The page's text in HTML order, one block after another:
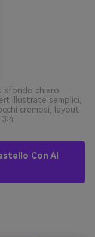
sfondo chiaro
illustrate semplici,
cremosi, layout
Con AI